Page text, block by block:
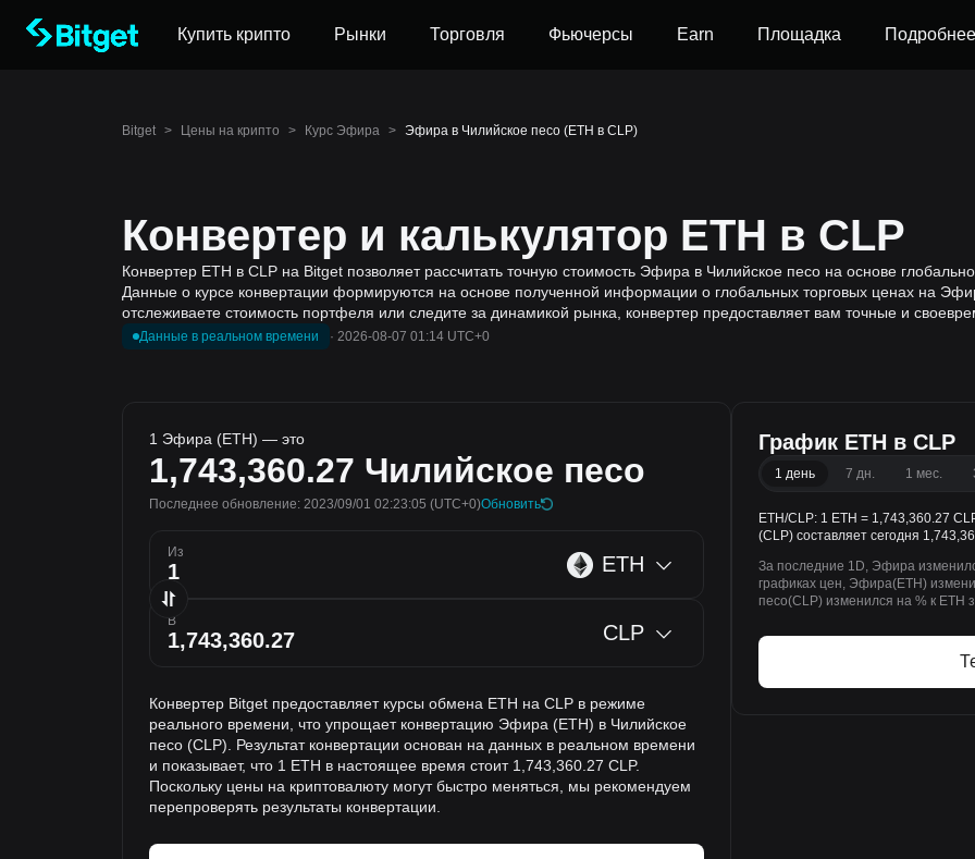
Купить крипто Рынки Торговля Фьючерсы Earn Площадка Подробнее
Bitget > Цены на крипто > Курс Эфира > Эфира в Чилийское песо (ETH в CLP)
Конвертер и калькулятор ETH в CLP
Конвертер ETH в CLP на Bitget позволяет рассчитать точную стоимость Эфира в Чилийское песо на основе
Данные о курсе конвертации формируются на основе полученной информации о глобальных торговых ценах на
отслеживаете стоимость портфеля или следите за динамикой рынка, конвертер предоставляет вам точные и
Данные в реальном времени · 2026-08-07 01:14 UTC+0
1 Эфира (ETH) — это
1,743,360.27 Чилийское песо
Последнее обновление: 2023/09/01 02:23:05 (UTC+0)Обновить
Из ETH
В CLP
Конвертер Bitget предоставляет курсы обмена ETH на CLP в режиме
реального времени, что упрощает конвертацию Эфира (ETH) в Чилийское
песо (CLP). Результат конвертации основан на данных в реальном времени
и показывает, что 1 ETH в настоящее время стоит 1,743,360.27 CLP.
Поскольку цены на криптовалюту могут быстро меняться, мы рекомендуем
перепроверять результаты конвертации.
График ETH в CLP
1 день 7 дн. 1 мес.
ETH/CLP: 1 ETH = 1,743,360.27
(CLP) составляет сегодня
За последние 1D, Эфира
графиках цен, Эфира(ETH)
песо(CLP) изменился на % к ETH